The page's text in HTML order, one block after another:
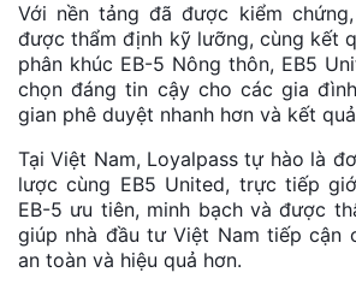
Với nền tảng đã được kiểm
được thẩm định kỹ lưỡng, cùng kết
phân khúc EB-5 Nông thôn, EB5
chọn đáng tin cậy cho các gia
gian phê duyệt nhanh hơn và kết
Tại Việt Nam, Loyalpass tự hào là
lược cùng EB5 United, trực tiếp
EB-5 ưu tiên, minh bạch và được
giúp nhà đầu tư Việt Nam tiếp cận
an toàn và hiệu quả hơn.